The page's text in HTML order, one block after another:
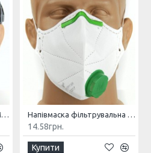
Напівмаска універсальна МІКРОН НМ Напівмаска фільтрувальна МІКРОН (К) FFP1 NR з клапаном
14.58грн.
Купити